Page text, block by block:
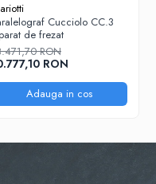
Cucciolo CC.3
de frezat
RON
RON
Adauga in cos